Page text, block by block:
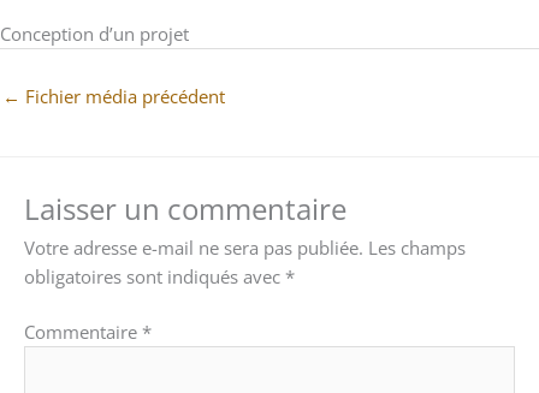
Conception d’un projet
← Fichier média précédent
Laisser un commentaire
Votre adresse e-mail ne sera pas publiée. Les champs
obligatoires sont indiqués avec *
Commentaire *